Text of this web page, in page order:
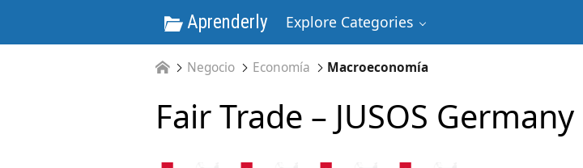
Aprenderly Explore Categories
Negocio Economía Macroeconomía
Fair Trade – JUSOS Germany